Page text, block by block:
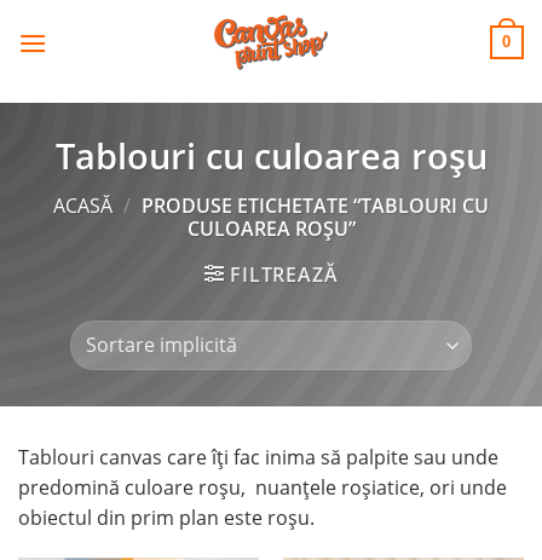
CANVAS
PRINT SHOP 0
Tablouri cu culoarea roșu
ACASĂ / PRODUSE ETICHETATE “TABLOURI CU
CULOAREA ROȘU”
FILTREAZĂ
Tablouri canvas care îți fac inima să palpite sau unde
predomină culoare roșu, nuanțele roșiatice, ori unde
obiectul din prim plan este roșu.